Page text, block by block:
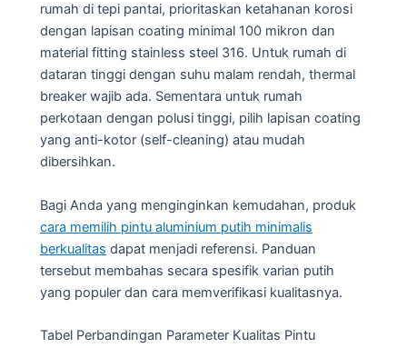
rumah di tepi pantai, prioritaskan ketahanan korosi
dengan lapisan coating minimal 100 mikron dan
material fitting stainless steel 316. Untuk rumah di
dataran tinggi dengan suhu malam rendah, thermal
breaker wajib ada. Sementara untuk rumah
perkotaan dengan polusi tinggi, pilih lapisan coating
yang anti-kotor (self-cleaning) atau mudah
dibersihkan.
Bagi Anda yang menginginkan kemudahan, produk
cara memilih pintu aluminium putih minimalis
berkualitas dapat menjadi referensi. Panduan
tersebut membahas secara spesifik varian putih
yang populer dan cara memverifikasi kualitasnya.
Tabel Perbandingan Parameter Kualitas Pintu